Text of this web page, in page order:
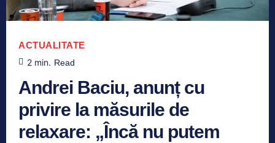
ACTUALITATE
2 min. Read
Andrei Baciu, anunț cu
privire la măsurile de
relaxare: „Încă nu putem